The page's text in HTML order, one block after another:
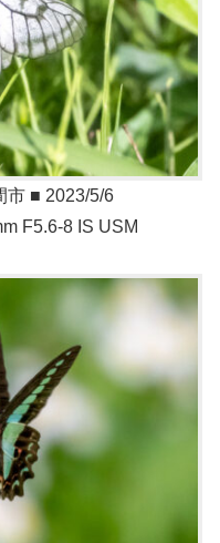
市 ■ 2023/5/6
F5.6-8 IS USM